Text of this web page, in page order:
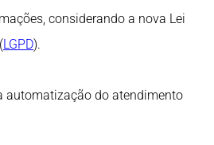
considerando a nova Lei
LGPD).
automatização do atendimento